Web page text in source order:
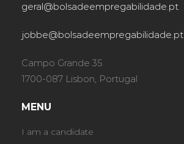
geral@bolsadeempregabilidade.pt
jobbe@bolsadeempregabilidade.pt
Campo Grande 35
1700-087 Lisbon, Portugal
MENU
I am a candidate